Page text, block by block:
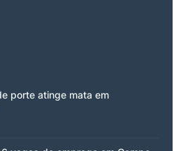
porte atinge mata em